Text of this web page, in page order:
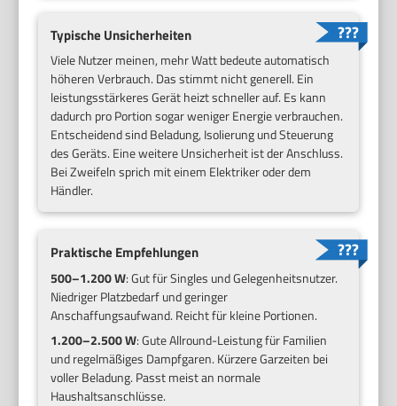
Typische Unsicherheiten
Viele Nutzer meinen, mehr Watt bedeute automatisch
höheren Verbrauch. Das stimmt nicht generell. Ein
leistungsstärkeres Gerät heizt schneller auf. Es kann
dadurch pro Portion sogar weniger Energie verbrauchen.
Entscheidend sind Beladung, Isolierung und Steuerung
des Geräts. Eine weitere Unsicherheit ist der Anschluss.
Bei Zweifeln sprich mit einem Elektriker oder dem
Händler.
Praktische Empfehlungen
500–1.200 W: Gut für Singles und Gelegenheitsnutzer.
Niedriger Platzbedarf und geringer
Anschaffungsaufwand. Reicht für kleine Portionen.
1.200–2.500 W: Gute Allround-Leistung für Familien
und regelmäßiges Dampfgaren. Kürzere Garzeiten bei
voller Beladung. Passt meist an normale
Haushaltsanschlüsse.